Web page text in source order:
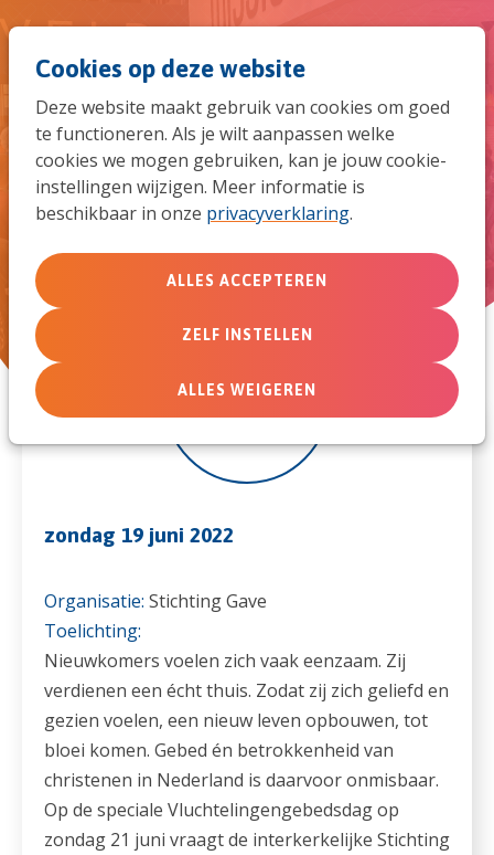
Cookies op deze website
Deze website maakt gebruik van cookies om goed
te functioneren. Als je wilt aanpassen welke
cookies we mogen gebruiken, kan je jouw cookie-
instellingen wijzigen. Meer informatie is
beschikbaar in onze privacyverklaring.
ALLES ACCEPTEREN
ZELF INSTELLEN
ALLES WEIGEREN
naar
de
Vluchtelingengebedszondag
2022
19
jun
zondag 19 juni 2022
Organisatie: Stichting Gave
Toelichting:
Nieuwkomers voelen zich vaak eenzaam. Zij
verdienen een écht thuis. Zodat zij zich geliefd en
gezien voelen, een nieuw leven opbouwen, tot
bloei komen. Gebed én betrokkenheid van
christenen in Nederland is daarvoor onmisbaar.
Op de speciale Vluchtelingengebedsdag op
zondag 21 juni vraagt de interkerkelijke Stichting